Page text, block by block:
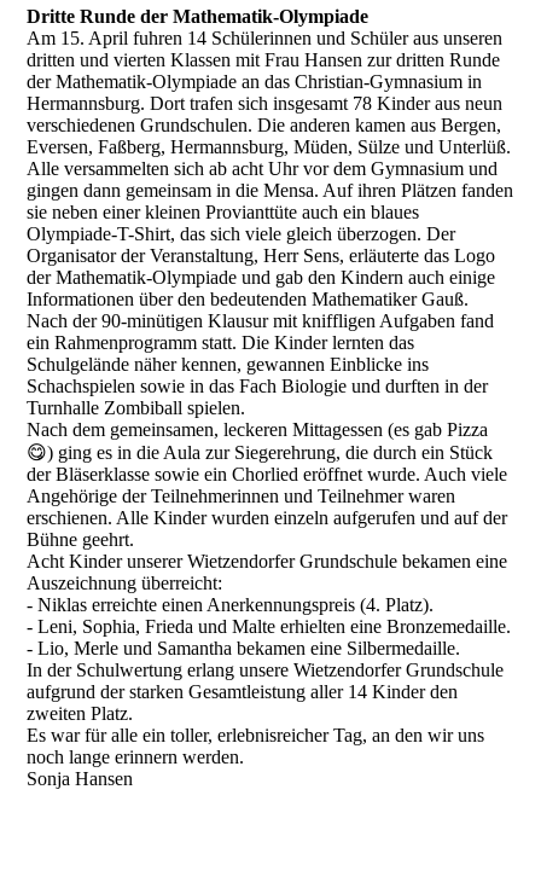
Dritte Runde der Mathematik-Olympiade
Am 15. April fuhren 14 Schülerinnen und Schüler aus unseren
dritten und vierten Klassen mit Frau Hansen zur dritten Runde
der Mathematik-Olympiade an das Christian-Gymnasium in
Hermannsburg. Dort trafen sich insgesamt 78 Kinder aus neun
verschiedenen Grundschulen. Die anderen kamen aus Bergen,
Eversen, Faßberg, Hermannsburg, Müden, Sülze und Unterlüß.
Alle versammelten sich ab acht Uhr vor dem Gymnasium und
gingen dann gemeinsam in die Mensa. Auf ihren Plätzen fanden
sie neben einer kleinen Provianttüte auch ein blaues
Olympiade-T-Shirt, das sich viele gleich überzogen. Der
Organisator der Veranstaltung, Herr Sens, erläuterte das Logo
der Mathematik-Olympiade und gab den Kindern auch einige
Informationen über den bedeutenden Mathematiker Gauß.
Nach der 90-minütigen Klausur mit kniffligen Aufgaben fand
ein Rahmenprogramm statt. Die Kinder lernten das
Schulgelände näher kennen, gewannen Einblicke ins
Schachspielen sowie in das Fach Biologie und durften in der
Turnhalle Zombiball spielen.
Nach dem gemeinsamen, leckeren Mittagessen (es gab Pizza
😋) ging es in die Aula zur Siegerehrung, die durch ein Stück
der Bläserklasse sowie ein Chorlied eröffnet wurde. Auch viele
Angehörige der Teilnehmerinnen und Teilnehmer waren
erschienen. Alle Kinder wurden einzeln aufgerufen und auf der
Bühne geehrt.
Acht Kinder unserer Wietzendorfer Grundschule bekamen eine
Auszeichnung überreicht:
- Niklas erreichte einen Anerkennungspreis (4. Platz).
- Leni, Sophia, Frieda und Malte erhielten eine Bronzemedaille.
- Lio, Merle und Samantha bekamen eine Silbermedaille.
In der Schulwertung erlang unsere Wietzendorfer Grundschule
aufgrund der starken Gesamtleistung aller 14 Kinder den
zweiten Platz.
Es war für alle ein toller, erlebnisreicher Tag, an den wir uns
noch lange erinnern werden.
Sonja Hansen